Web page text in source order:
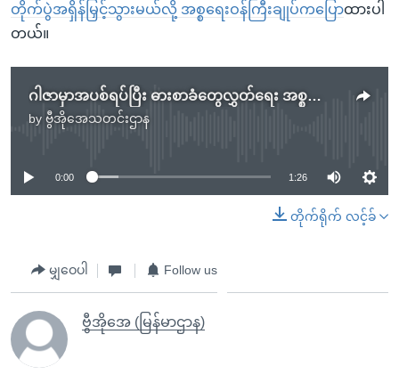
တိုက်ပွဲအရှိန်မြှင့်သွားမယ်လို့ အစ္စရေးဝန်ကြီးချုပ်ကပြောထားပါ
တယ်။
ဂါဇာမှာအပစ်ရပ်ပြီး ဓားစာခံတွေလွှတ်ရေး အစ္စရေးအလုပ်သမားသမဂ္ဂ ဆန္ဒပြ တောင်းဆို
by ဗွီအိုအေသတင်းဌာန
No media source currently available
0:00 1:26
တိုက်ရိုက် လင့်ခ်
မျှဝေပါ Follow us
ဗွီအိုအေ (မြန်မာဌာန)